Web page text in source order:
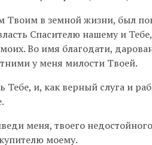
Твоим в земной жизни, был
Спасителю нашему и
Во имя благодати,
у меня милости Твоей.
и, как верный слуга и
меня, твоего
моему.